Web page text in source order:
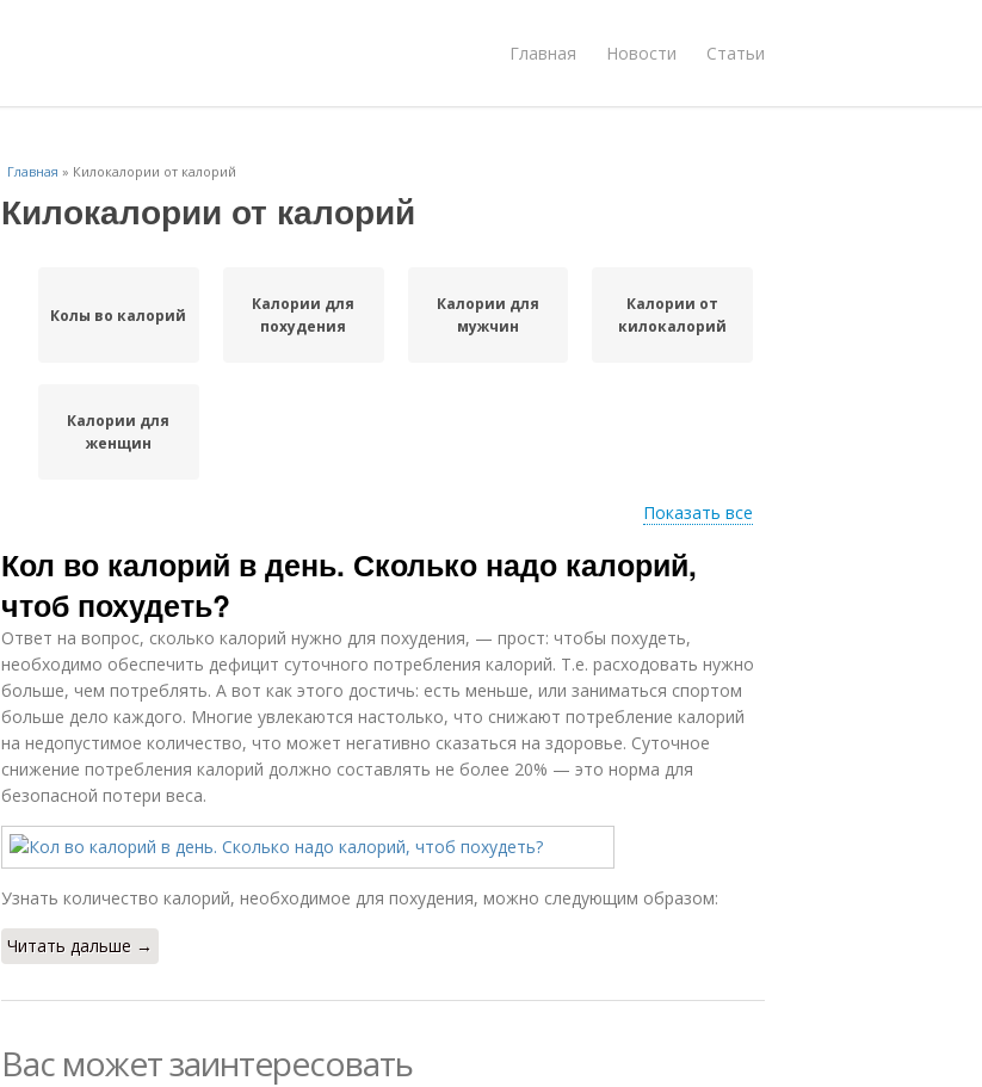
Главная Новости Статьи
Главная » Килокалории от калорий
Килокалории от калорий
Колы во калорий
Калории для
похудения
Калории для
мужчин
Калории от
килокалорий
Калории для
женщин
Показать все
Кол во калорий в день. Сколько надо калорий,
чтоб похудеть?
Ответ на вопрос, сколько калорий нужно для похудения, — прост: чтобы похудеть,
необходимо обеспечить дефицит суточного потребления калорий. Т.е. расходовать нужно
больше, чем потреблять. А вот как этого достичь: есть меньше, или заниматься спортом
больше дело каждого. Многие увлекаются настолько, что снижают потребление калорий
на недопустимое количество, что может негативно сказаться на здоровье. Суточное
снижение потребления калорий должно составлять не более 20% — это норма для
безопасной потери веса.
Узнать количество калорий, необходимое для похудения, можно следующим образом:
Читать дальше →
Вас может заинтересовать